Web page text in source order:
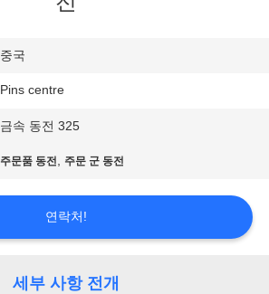
중국
Pins centre
금속 동전 325
주문품 동전, 주문 군 동전
연락처!
세부 사항 전개